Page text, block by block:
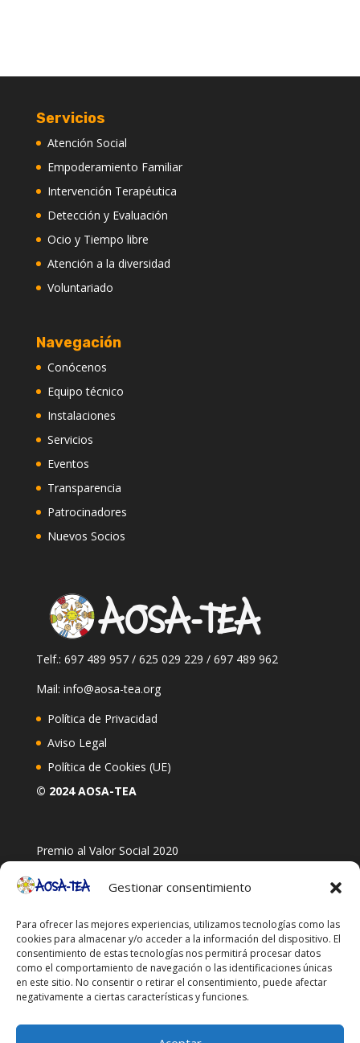
Gestionar consentimiento
Para ofrecer las mejores experiencias, utilizamos tecnologías como las
cookies para almacenar y/o acceder a la información del dispositivo. El
consentimiento de estas tecnologías nos permitirá procesar datos
como el comportamiento de navegación o las identificaciones únicas
en este sitio. No consentir o retirar el consentimiento, puede afectar
negativamente a ciertas características y funciones.
Servicios
Atención Social
Empoderamiento Familiar
Intervención Terapéutica
Detección y Evaluación
Ocio y Tiempo libre
Atención a la diversidad
Voluntariado
Navegación
Conócenos
Equipo técnico
Instalaciones
Servicios
Eventos
Transparencia
Patrocinadores
Nuevos Socios
Telf.: 697 489 957 / 625 029 229 / 697 489 962
Mail: info@aosa-tea.org
Política de Privacidad
Aviso Legal
Política de Cookies (UE)
© 2024 AOSA-TEA
Premio al Valor Social 2020